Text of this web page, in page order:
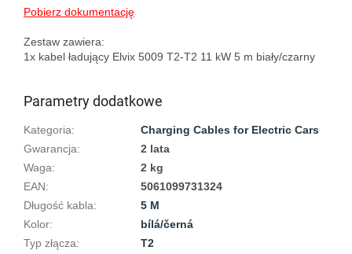
Pobierz dokumentację
Zestaw zawiera:
Parametry dodatkowe
Kategoria:
Charging Cables for Electric Cars
Gwarancja:
2 lata
Waga:
2 kg
EAN:
5061099731324
Długość kabla:
5 M
Kolor:
bílá/černá
Typ złącza:
T2